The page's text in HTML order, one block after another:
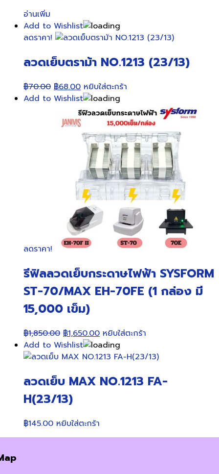
อ่านเพิ่ม
Add to Wishlist
ลดราคา!
ลวดเย็บตราม้า NO.1213 (23/13)
฿70.00 Original
price
฿70.00.
฿68.00Current
price
is:
฿68.00.
หยิบใส่ตะกร้า
Add to Wishlist
ลดราคา!
รีฟิลลวดเย็บกระดาษไฟฟ้า SYSFORM
ST-70/MAX EH-70FE (1 กล่อง มี
15,000 เข็ม)
฿1,850.00 Original
price
was:
฿1,650.00Current
price
is:
หยิบใส่ตะกร้า
Add to Wishlist
ลวดเย็บ MAX NO.1213 FA-
H(23/13)
฿145.00 หยิบใส่ตะกร้า